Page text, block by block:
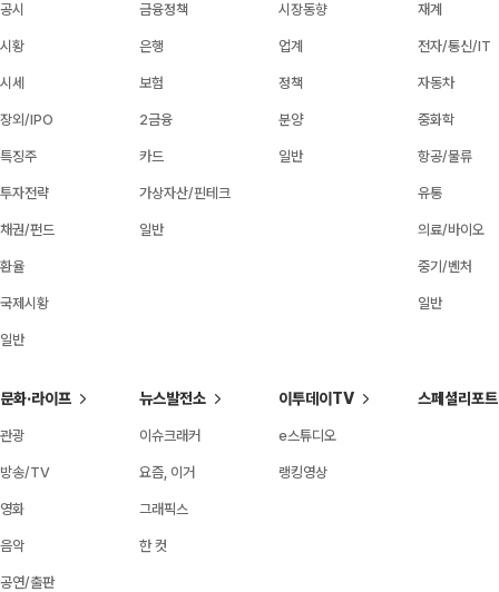
공시
시황
시세
장외/IPO
특징주
투자전략
채권/펀드
환율
국제시황
일반
금융정책
은행
보험
2금융
카드
가상자산/핀테크
일반
시장동향
업계
정책
분양
일반
재계
전자/통신/IT
자동차
중화학
항공/물류
유통
의료/바이오
중기/벤처
일반
문화·라이프
관광
방송/TV
영화
음악
공연/출판
뉴스발전소
이슈크래커
요즘, 이거
그래픽스
한 컷
이투데이TV
e스튜디오
랭킹영상
스페셜리포트